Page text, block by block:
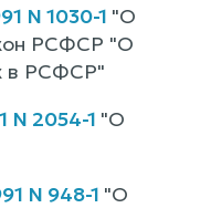
N 1030-1 "О
РСФСР "О
в РСФСР"
N 2054-1 "О
N 948-1 "О